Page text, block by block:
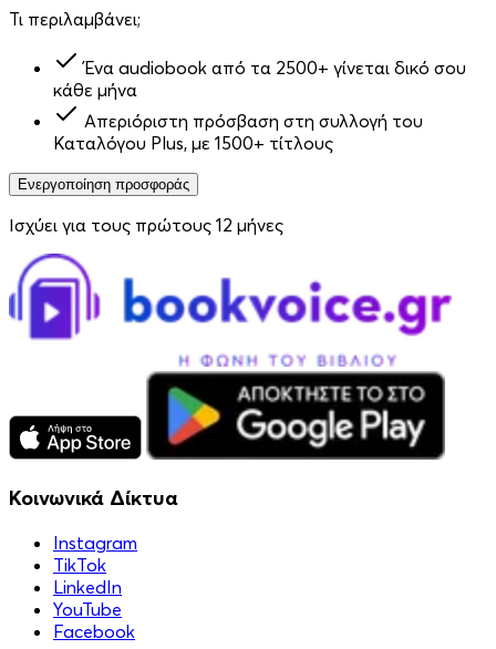
Τι περιλαμβάνει;
Ένα audiobook από τα 2500+ γίνεται δικό σου
κάθε μήνα
Απεριόριστη πρόσβαση στη συλλογή του
Καταλόγου Plus, με 1500+ τίτλους
Ενεργοποίηση προσφοράς
Ισχύει για τους πρώτους 12 μήνες
Κοινωνικά Δίκτυα
Instagram
TikTok
LinkedIn
YouTube
Facebook